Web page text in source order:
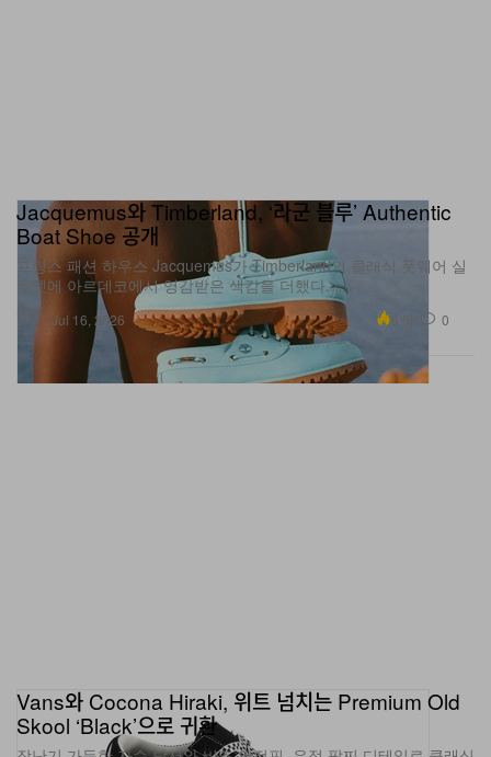
신발
Jacquemus와 Timberland, ‘라군 블루’ Authentic
Boat Shoe 공개
프랑스 패션 하우스 Jacquemus가 Timberland의 클래식 풋웨어 실
루엣에 아르데코에서 영감받은 색감을 더했다.
Jul 16, 2026 8.5K 0
Vans와 Cocona Hiraki, 위트 넘치는 Premium Old
Skool ‘Black’으로 귀환